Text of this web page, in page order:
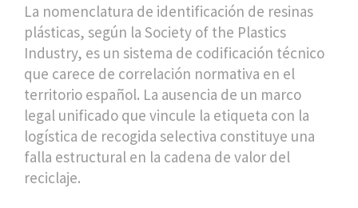
La nomenclatura de identificación de resinas
plásticas, según la Society of the Plastics
Industry, es un sistema de codificación técnico
que carece de correlación normativa en el
territorio español. La ausencia de un marco
legal unificado que vincule la etiqueta con la
logística de recogida selectiva constituye una
falla estructural en la cadena de valor del
reciclaje.